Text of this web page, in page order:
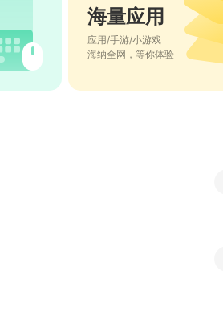
海量应用
应用/手游/小游戏
海纳全网，等你体验